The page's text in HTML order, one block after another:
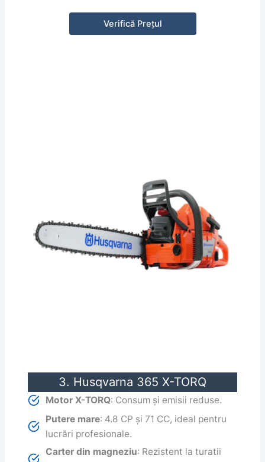
Verifică Prețul
3. Husqvarna 365 X-TORQ
Motor X-TORQ: Consum și emisii reduse.
Putere mare: 4.8 CP și 71 CC, ideal pentru
lucrări profesionale.
Carter din magneziu: Rezistent la turatii